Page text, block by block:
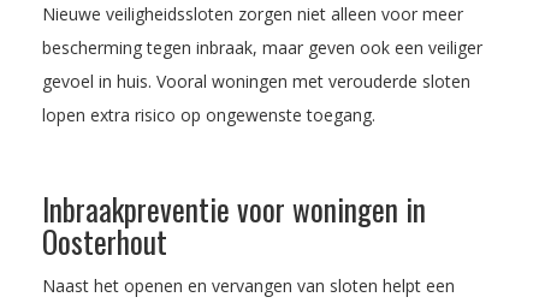
Nieuwe veiligheidssloten zorgen niet alleen voor meer
bescherming tegen inbraak, maar geven ook een veiliger
gevoel in huis. Vooral woningen met verouderde sloten
lopen extra risico op ongewenste toegang.
Inbraakpreventie voor woningen in
Oosterhout
Naast het openen en vervangen van sloten helpt een